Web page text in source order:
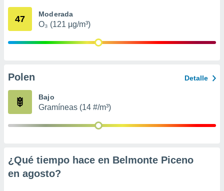
mediante
publicidad
de
47 Moderada
O₃ (121 µg/m³)
Polen Detalle
Bajo
Gramíneas (14 #/m³)
¿Qué tiempo hace en Belmonte Piceno
en agosto?